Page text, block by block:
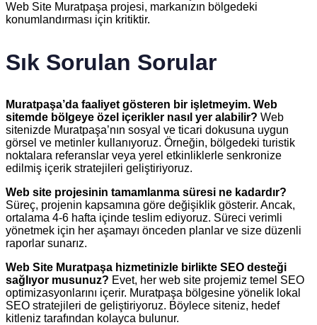
Web Site Muratpaşa projesi, markanızın bölgedeki
konumlandırması için kritiktir.
Sık Sorulan Sorular
Muratpaşa’da faaliyet gösteren bir işletmeyim. Web
sitemde bölgeye özel içerikler nasıl yer alabilir? Web
sitenizde Muratpaşa’nın sosyal ve ticari dokusuna uygun
görsel ve metinler kullanıyoruz. Örneğin, bölgedeki turistik
noktalara referanslar veya yerel etkinliklerle senkronize
edilmiş içerik stratejileri geliştiriyoruz.
Web site projesinin tamamlanma süresi ne kadardır?
Süreç, projenin kapsamına göre değişiklik gösterir. Ancak,
ortalama 4-6 hafta içinde teslim ediyoruz. Süreci verimli
yönetmek için her aşamayı önceden planlar ve size düzenli
raporlar sunarız.
Web Site Muratpaşa hizmetinizle birlikte SEO desteği
sağlıyor musunuz? Evet, her web site projemiz temel SEO
optimizasyonlarını içerir. Muratpaşa bölgesine yönelik lokal
SEO stratejileri de geliştiriyoruz. Böylece siteniz, hedef
kitleniz tarafından kolayca bulunur.